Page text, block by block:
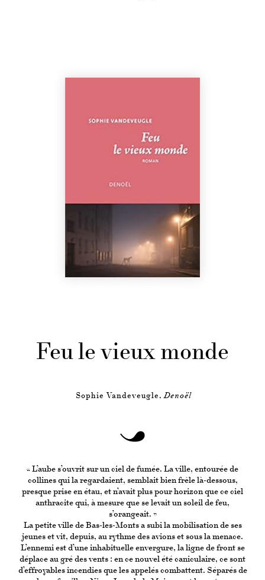
Feu le vieux monde
Sophie Vandeveugle, Denoël
« L’aube s’ouvrit sur un ciel de fumée. La ville, entourée de
collines qui la regardaient, semblait bien frêle là-dessous,
presque prise en étau, et n’avait plus pour horizon que ce ciel
anthracite qui, à mesure que se levait un soleil de feu,
s’orangeait. »
La petite ville de Bas-les-Monts a subi la mobilisation de ses
jeunes et vit, depuis, au rythme des avions et sous la menace.
L’ennemi est d’une inhabituelle envergure, la ligne de front se
déplace au gré des vents : en ce nouvel été caniculaire, ce sont
d’effroyables incendies que les appelés combattent. Séparés de